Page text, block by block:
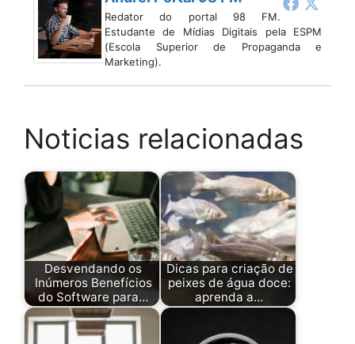
Redator do portal 98 FM.
Estudante de Mídias Digitais pela ESPM
(Escola Superior de Propaganda e
Marketing).
Noticias relacionadas
Desvendando os
Inúmeros Benefícios
do Software para…
Dicas para criação de
peixes de água doce:
aprenda a…